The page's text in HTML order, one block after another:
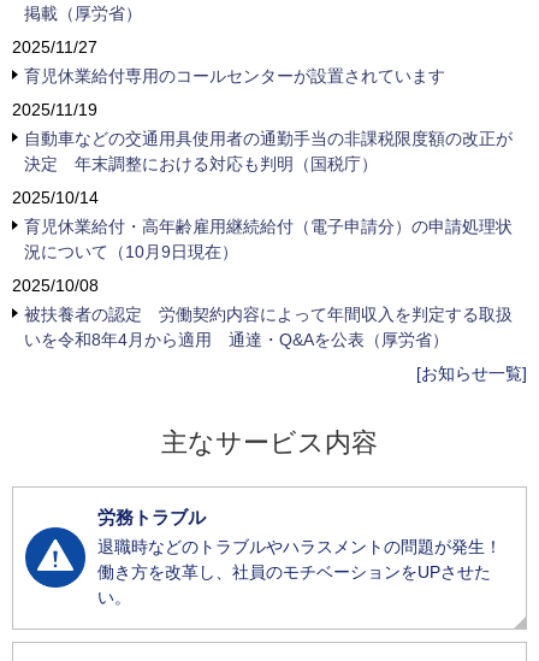
掲載（厚労省）
2025/11/27
育児休業給付専用のコールセンターが設置されています
2025/11/19
自動車などの交通用具使用者の通勤手当の非課税限度額の改正が
決定 年末調整における対応も判明（国税庁）
2025/10/14
育児休業給付・高年齢雇用継続給付（電子申請分）の申請処理状
況について（10月9日現在）
2025/10/08
被扶養者の認定 労働契約内容によって年間収入を判定する取扱
いを令和8年4月から適用 通達・Q&Aを公表（厚労省）
[お知らせ一覧]
主なサービス内容
労務トラブル
退職時などのトラブルやハラスメントの問題が発生！
働き方を改革し、社員のモチベーションをUPさせた
い。